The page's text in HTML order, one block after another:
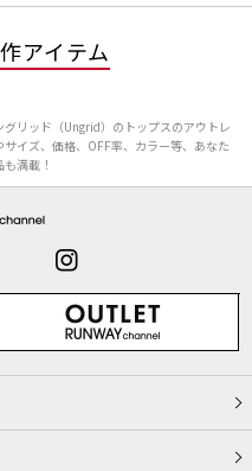
アイテム
リッド（Ungrid）のトップスのアウトレ
イズ、価格、OFF率、カラー等、あなた
満載！